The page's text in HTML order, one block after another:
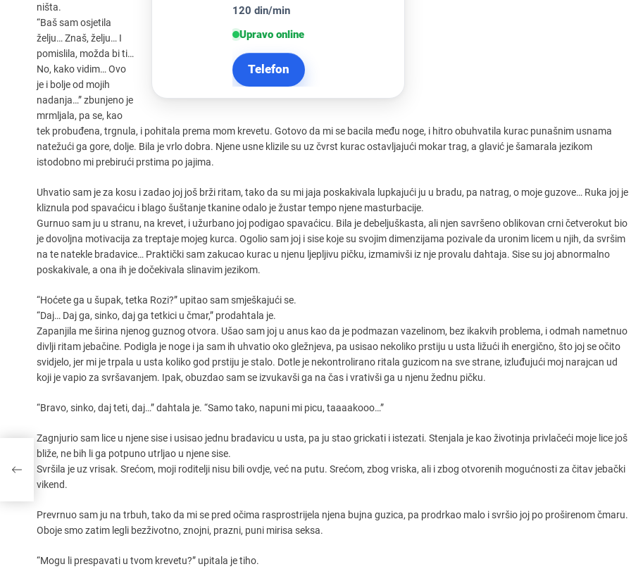
120 din/min
Upravo online
Telefon
ništa.
“Baš sam osjetila
želju… Znaš, želju… I
pomislila, možda bi ti…
No, kako vidim… Ovo
je i bolje od mojih
nadanja…” zbunjeno je
mrmljala, pa se, kao
tek probuđena, trgnula, i pohitala prema mom krevetu. Gotovo da mi se bacila među noge, i hitro obuhvatila kurac punašnim usnama
natežući ga gore, dolje. Bila je vrlo dobra. Njene usne klizile su uz čvrst kurac ostavljajući mokar trag, a glavić je šamarala jezikom
istodobno mi prebirući prstima po jajima.
Uhvatio sam je za kosu i zadao joj još brži ritam, tako da su mi jaja poskakivala lupkajući ju u bradu, pa natrag, o moje guzove… Ruka joj je
kliznula pod spavaćicu i blago šuštanje tkanine odalo je žustar tempo njene masturbacije.
Gurnuo sam ju u stranu, na krevet, i užurbano joj podigao spavaćicu. Bila je debeljuškasta, ali njen savršeno oblikovan crni četverokut bio
je dovoljna motivacija za treptaje mojeg kurca. Ogolio sam joj i sise koje su svojim dimenzijama pozivale da uronim licem u njih, da svršim
na te natekle bradavice… Praktički sam zakucao kurac u njenu ljepljivu pičku, izmamivši iz nje provalu dahtaja. Sise su joj abnormalno
poskakivale, a ona ih je dočekivala slinavim jezikom.
“Hoćete ga u šupak, tetka Rozi?” upitao sam smješkajući se.
“Daj… Daj ga, sinko, daj ga tetkici u čmar,” prodahtala je.
Zapanjila me širina njenog guznog otvora. Ušao sam joj u anus kao da je podmazan vazelinom, bez ikakvih problema, i odmah nametnuo
divlji ritam jebačine. Podigla je noge i ja sam ih uhvatio oko gležnjeva, pa usisao nekoliko prstiju u usta ližući ih energično, što joj se očito
svidjelo, jer mi je trpala u usta koliko god prstiju je stalo. Dotle je nekontrolirano ritala guzicom na sve strane, izluđujući moj narajcan ud
koji je vapio za svršavanjem. Ipak, obuzdao sam se izvukavši ga na čas i vrativši ga u njenu žednu pičku.
“Bravo, sinko, daj teti, daj…” dahtala je. “Samo tako, napuni mi picu, taaaakooo…”
Zagnjurio sam lice u njene sise i usisao jednu bradavicu u usta, pa ju stao grickati i istezati. Stenjala je kao životinja privlačeći moje lice još
bliže, ne bih li ga potpuno utrljao u njene sise.
Svršila je uz vrisak. Srećom, moji roditelji nisu bili ovdje, već na putu. Srećom, zbog vriska, ali i zbog otvorenih mogućnosti za čitav jebački
vikend.
Prevrnuo sam ju na trbuh, tako da mi se pred očima rasprostrijela njena bujna guzica, pa prodrkao malo i svršio joj po proširenom čmaru.
Oboje smo zatim legli bezživotno, znojni, prazni, puni mirisa seksa.
“Mogu li prespavati u tvom krevetu?” upitala je tiho.